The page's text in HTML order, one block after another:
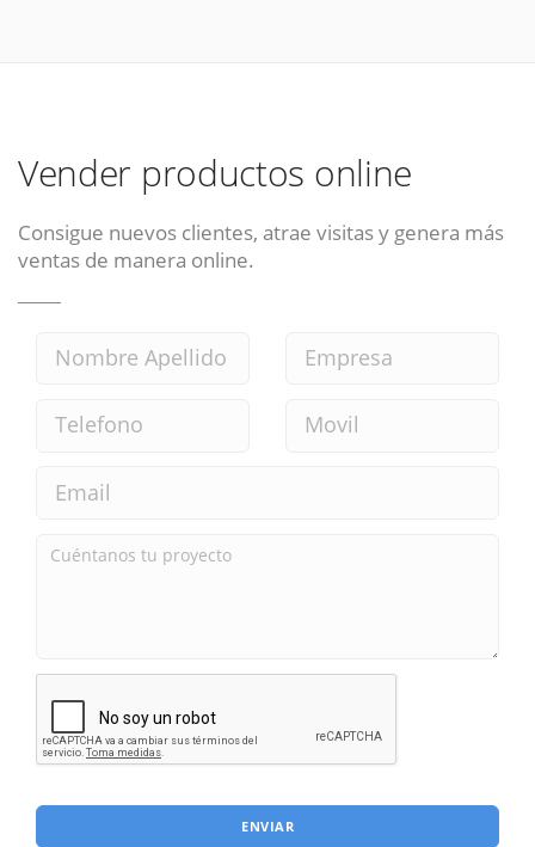
Vender productos online
Consigue nuevos clientes, atrae visitas y genera más
ventas de manera online.
ENVIAR